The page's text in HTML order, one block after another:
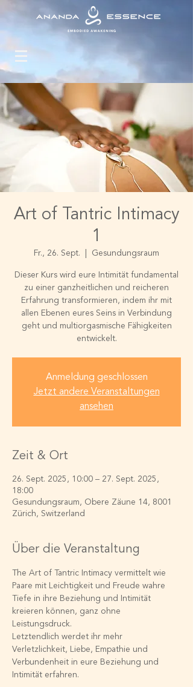
Art of Tantric Intimacy
1
Fr., 26. Sept. Gesundungsraum
Dieser Kurs wird eure Intimität fundamental
zu einer ganzheitlichen und reicheren
Erfahrung transformieren, indem ihr mit
allen Ebenen eures Seins in Verbindung
geht und multiorgasmische Fähigkeiten
entwickelt.​
Anmeldung geschlossen
Jetzt andere Veranstaltungen
ansehen
Zeit & Ort
26. Sept. 2025, 10:00 – 27. Sept. 2025,
18:00
Gesundungsraum, Obere Zäune 14, 8001
Zürich, Switzerland
Über die Veranstaltung
The Art of Tantric Intimacy vermittelt wie
Paare mit Leichtigkeit und Freude wahre
Tiefe in ihre Beziehung und Intimität
kreieren können, ganz ohne
Leistungsdruck.
Letztendlich werdet ihr mehr
Verletzlichkeit, Liebe, Empathie und
Verbundenheit in eure Beziehung und
Intimität erfahren.